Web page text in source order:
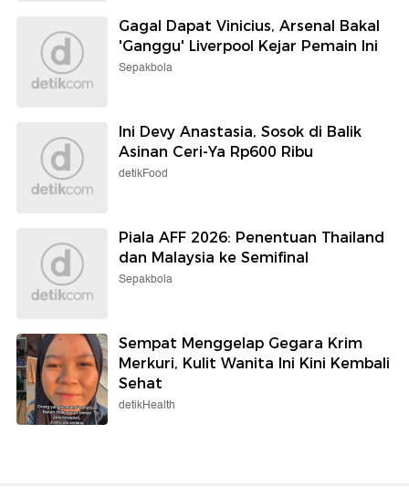
Gagal Dapat Vinicius, Arsenal Bakal
'Ganggu' Liverpool Kejar Pemain Ini
Sepakbola
Ini Devy Anastasia, Sosok di Balik
Asinan Ceri-Ya Rp600 Ribu
detikFood
Piala AFF 2026: Penentuan Thailand
dan Malaysia ke Semifinal
Sepakbola
Sempat Menggelap Gegara Krim
Merkuri, Kulit Wanita Ini Kini Kembali
Sehat
detikHealth